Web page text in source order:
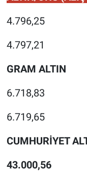
4.796,25
4.797,21
GRAM ALTIN
6.718,83
6.719,65
CUMHURİYET
43.000,56